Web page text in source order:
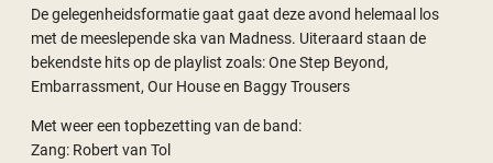
De gelegenheidsformatie gaat gaat deze avond helemaal los
met de meeslepende ska van Madness. Uiteraard staan de
bekendste hits op de playlist zoals: One Step Beyond,
Embarrassment, Our House en Baggy Trousers
Met weer een topbezetting van de band:
Zang: Robert van Tol